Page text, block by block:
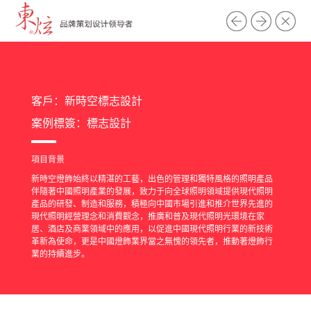
客戶：新時空標志設計
案例標簽： 標志設計
項目背景
新時空燈飾始終以精湛的工藝，出色的管理和獨特風格的照明產品
伴隨著中國照明產業的發展，致力于向全球照明領域提供現代照明
產品的研發、制造和服務，積極向中國市場引進和推介世界先進的
現代照明經營理念和消費觀念，推廣和普及現代照明光環境在家
居、酒店及商業領域中的應用，以促進中國現代照明行業的新技術
革新為使命，更是中國燈飾業界當之無愧的領先者，推動著燈飾行
業的持續進步。